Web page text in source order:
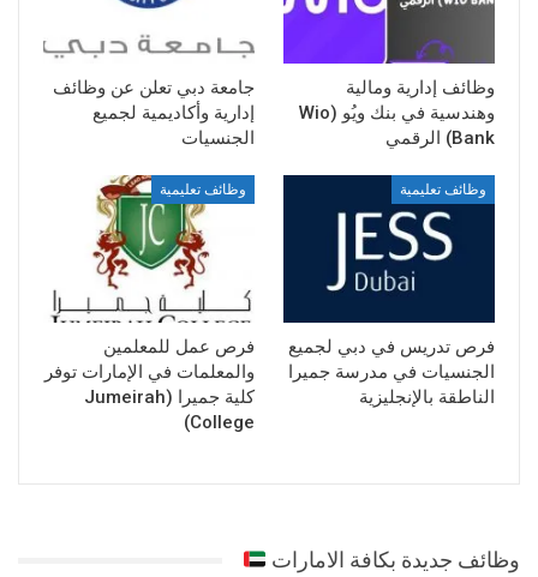
وظائف إدارية ومالية
وهندسية في بنك ويُو (Wio
Bank) الرقمي
جامعة دبي تعلن عن وظائف
إدارية وأكاديمية لجميع
الجنسيات
وظائف تعليمية
فرص تدريس في دبي لجميع
الجنسيات في مدرسة جميرا
الناطقة بالإنجليزية
وظائف تعليمية
فرص عمل للمعلمين
والمعلمات في الإمارات توفر
كلية جميرا (Jumeirah
College)
وظائف جديدة بكافة الامارات